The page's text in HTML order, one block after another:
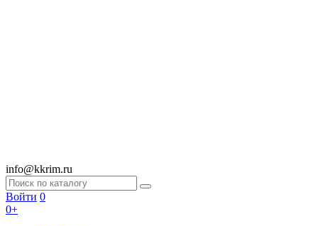
info@kkrim.ru
Войти 0
0+